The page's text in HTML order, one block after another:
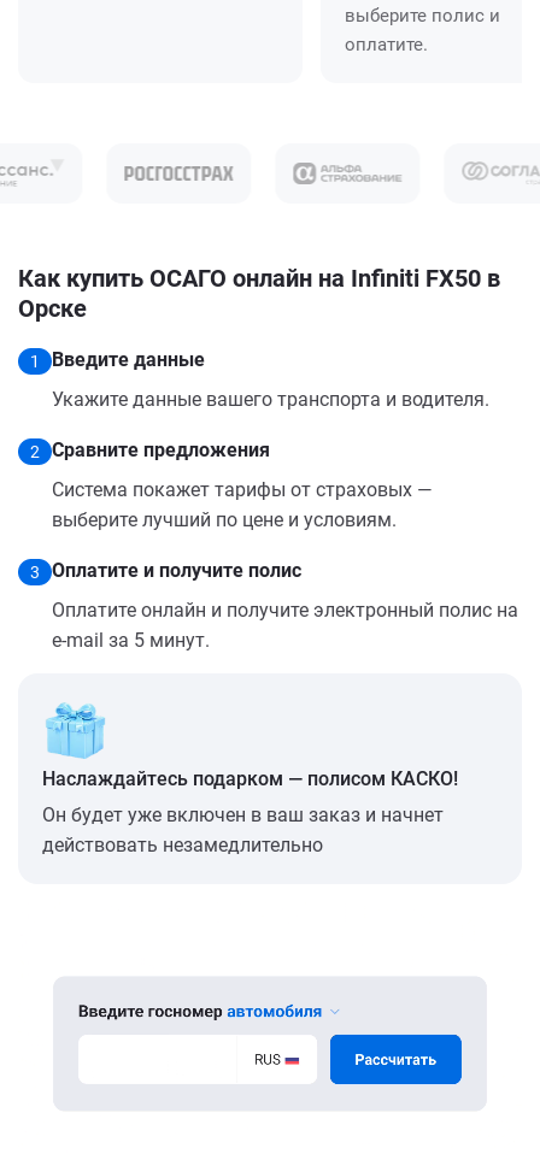
выберите полис и
оплатите.
Как купить ОСАГО онлайн на Infiniti FX50 в
Орске
1
Введите данные
Укажите данные вашего транспорта и водителя.
2
Сравните предложения
Система покажет тарифы от страховых —
выберите лучший по цене и условиям.
3
Оплатите и получите полис
Оплатите онлайн и получите электронный полис на
e-mail за 5 минут.
Наслаждайтесь подарком — полисом КАСКО!
Он будет уже включен в ваш заказ и начнет
действовать незамедлительно